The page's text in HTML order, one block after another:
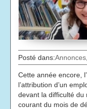
Posté dans:Annonces
Cette année encore,
l’attribution d’un
devant la difficulté du
courant du mois de